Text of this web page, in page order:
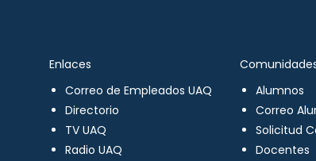
Enlaces
Correo de Empleados UAQ
Directorio
TV UAQ
Radio UAQ
Alumnos
Correo
Solicitud
Docentes